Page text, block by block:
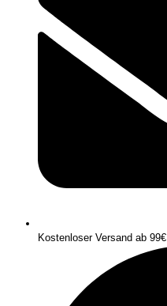
Kostenloser Versand ab 99€